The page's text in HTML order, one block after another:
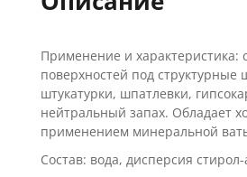
Применение и характеристика:
поверхностей под
штукатурки, шпатлевки,
нейтральный запах. Обладает
применением минеральной
Состав: вода, дисперсия